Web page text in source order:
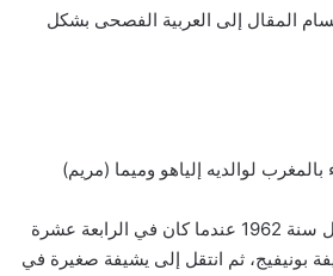
المقال إلى العربية الفصحى بشكل
بالمغرب لوالديه إلياهو وميما (مريم)
هاجرت عائلته إلى إسرائيل سنة 1962 عندما كان في الرابعة عشرة
ثم انتقل إلى يشيفة صغيرة في